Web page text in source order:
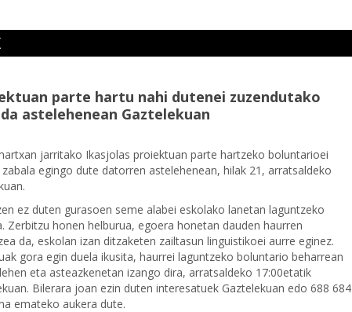
parte hartu nahi dutenei zuzendutako
astelehenean Gaztelekuan
jarritako Ikasjolas proiektuan parte hartzeko boluntarioei
egingo dute datorren astelehenean, hilak 21, arratsaldeko
ez duten gurasoen seme alabei eskolako lanetan laguntzeko
Zerbitzu honen helburua, egoera honetan dauden haurren
da, eskolan izan ditzaketen zailtasun linguistikoei aurre eginez.
gora egin duela ikusita, haurrei laguntzeko boluntario beharrean
eta asteazkenetan izango dira, arratsaldeko 17:00etatik
Bilerara joan ezin duten interesatuek Gaztelekuan edo 688 684
emateko aukera dute.